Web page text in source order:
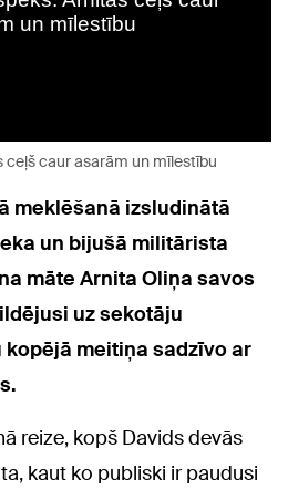
ceļš caur asarām un mīlestību
meklēšanā izsludinātā
un bijušā militārista
māte Arnita Oliņa savos
uz sekotāju
meitiņa sadzīvo ar
reize, kopš Davids devās
kaut ko publiski ir paudusi